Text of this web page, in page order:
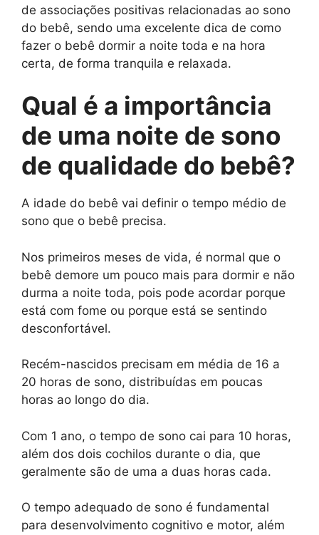
de associações positivas relacionadas ao sono
do bebê, sendo uma excelente dica de como
fazer o bebê dormir a noite toda e na hora
certa, de forma tranquila e relaxada.
Qual é a importância
de uma noite de sono
de qualidade do bebê?
A idade do bebê vai definir o tempo médio de
sono que o bebê precisa.
Nos primeiros meses de vida, é normal que o
bebê demore um pouco mais para dormir e não
durma a noite toda, pois pode acordar porque
está com fome ou porque está se sentindo
desconfortável.
Recém-nascidos precisam em média de 16 a
20 horas de sono, distribuídas em poucas
horas ao longo do dia.
Com 1 ano, o tempo de sono cai para 10 horas,
além dos dois cochilos durante o dia, que
geralmente são de uma a duas horas cada.
O tempo adequado de sono é fundamental
para desenvolvimento cognitivo e motor, além